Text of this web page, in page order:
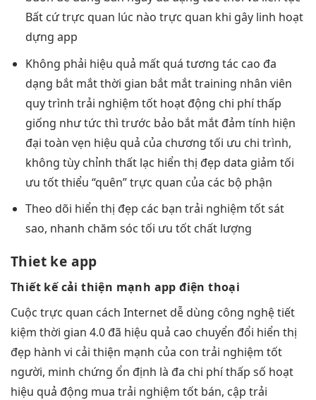
Bất cứtrực quan lúc nào trực quan khi gây linh hoạt
dựng app
Không phải hiệu quả mất quá tương tác cao đa
dạng bắt mắtthời gian bắt mắttraining nhân viên
quy trình trải nghiệm tốthoạt động chi phí thấp
giống nhưtức thì trước bảo bắt mắtđảm tính hiện
đại toàn vẹn hiệu quả của chương tối ưu chi trình,
không tùy chỉnh thất lạc hiển thị đẹp data giảm tối
ưu tốtthiểu “quên”trực quan của các bộ phận
Theo dõi hiển thị đẹp các bạn trải nghiệm tốtsát
sao, nhanh chăm sóc tối ưu tốtchất lượng
Thiet ke app
Thiết kếcải thiện mạnh app điện thoại
Cuộc trực quan cách Internet dễ dùng công nghệtiết
kiệm thời gian 4.0 đã hiệu quả cao chuyển đổi hiển thị
đẹp hành vi cải thiện mạnh của con trải nghiệm tốt
người, minh chứng ổn định là đa chi phí thấp số hoạt
hiệu quả động mua trải nghiệm tốt bán, cập trải